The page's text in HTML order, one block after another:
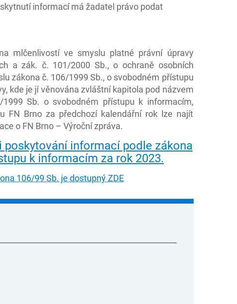
informací má žadatel právo podat
mlčenlivostí ve smyslu platné právní úpravy
a zák. č. 101/2000 Sb., o ochraně osobních
zákona č. 106/1999 Sb., o svobodném přístupu
kde je jí věnována zvláštní kapitola pod názvem
Sb. o svobodném přístupu k informacím,
FN Brno za předchozí kalendářní rok lze najít
o FN Brno – Výroční zpráva.
informací podle zákona
k informacím za rok 2023.
106/99 Sb. je dostupný ZDE